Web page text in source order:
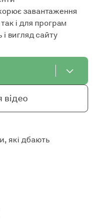
завантаження
і для програм
і вигляд сайту
відео
які дбають